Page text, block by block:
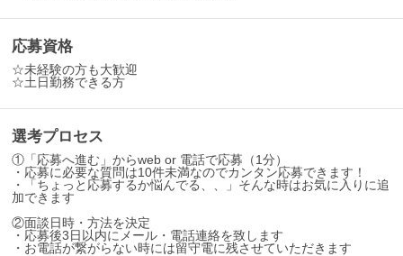
応募資格
☆未経験の方も大歓迎
☆土日勤務できる方
選考プロセス
①「応募へ進む」からweb or 電話で応募（1分）
・応募に必要な質問は10件未満なのでカンタン応募できます！
・「ちょっと応募するか悩んでる、、」そんな時はお気に入りに追
加できます
②面談日時・方法を決定
・応募後3日以内にメール・電話連絡を致します
・お電話が繋がらない時には留守電に残させていただきます